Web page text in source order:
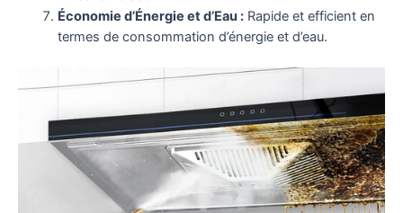
Économie d’Énergie et d’Eau :Rapide et efficient en
termes de consommation d’énergie et d’eau.